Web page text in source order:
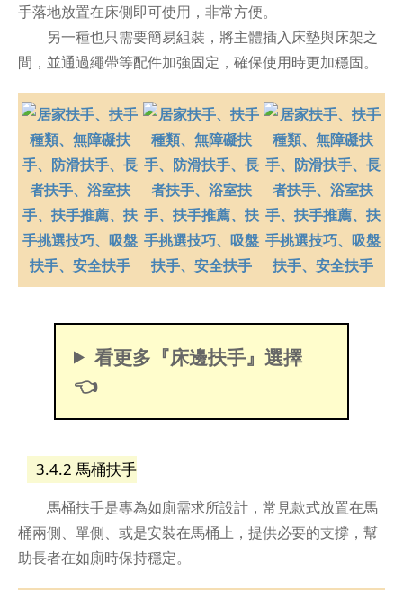
手落地放置在床側即可使用，非常方便。
另一種也只需要簡易組裝，將主體插入床墊與床架之
間，並通過繩帶等配件加強固定，確保使用時更加穩固。
看更多『床邊扶手』選擇
👈
3.4.2 馬桶扶手
馬桶扶手是專為如廁需求所設計，常見款式放置在馬
桶兩側、單側、或是安裝在馬桶上，提供必要的支撐，幫
助長者在如廁時保持穩定。